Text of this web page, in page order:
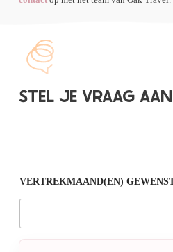
STEL JE VRAAG
VERTREKMAAND(EN)